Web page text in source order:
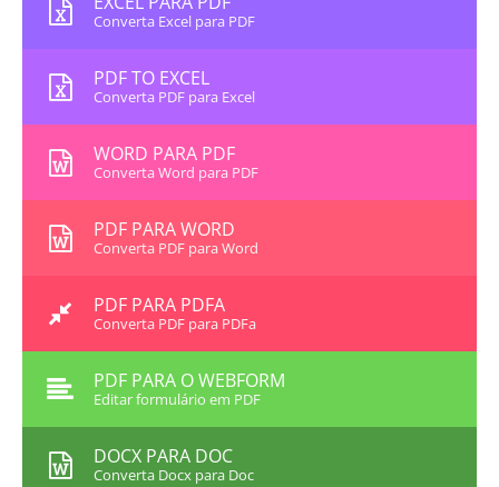
Converta Excel para PDF
PDF TO EXCEL
Converta PDF para Excel
WORD PARA PDF
Converta Word para PDF
PDF PARA WORD
Converta PDF para Word
PDF PARA PDFA
Converta PDF para PDFa
PDF PARA O WEBFORM
Editar formulário em PDF
DOCX PARA DOC
Converta Docx para Doc